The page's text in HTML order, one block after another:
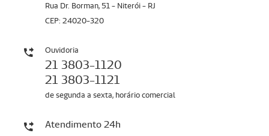
Rua Dr. Borman, 51 - Niterói - RJ
CEP: 24020-320
Ouvidoria
21 3803-1120
21 3803-1121
de segunda a sexta, horário comercial
Atendimento 24h